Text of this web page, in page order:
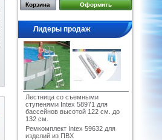
Корзина Оформить
Лидеры продаж
Лестница со съемными
ступенями Intex 58971 для
бассейнов высотой 122 см. до
132 см.
Ремкомплект Intex 59632 для
изделий из ПВХ